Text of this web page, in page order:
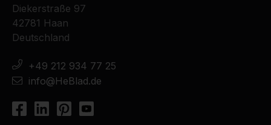
Diekerstraße 97
42781 Haan
Deutschland
+49 212 934 77 25
info@HeBlad.de